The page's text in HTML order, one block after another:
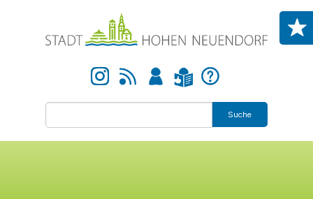
Instagram Newsfeed Anmelden Leichte Sprache Hilfe
Suche